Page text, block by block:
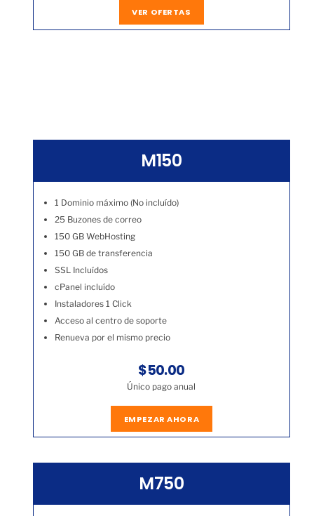
VER OFERTAS
M150
1 Dominio máximo (No incluído)
25 Buzones de correo
150 GB WebHosting
150 GB de transferencia
SSL Incluídos
cPanel incluído
Instaladores 1 Click
Acceso al centro de soporte
Renueva por el mismo precio
$50.00
Único pago anual
EMPEZAR AHORA
M750